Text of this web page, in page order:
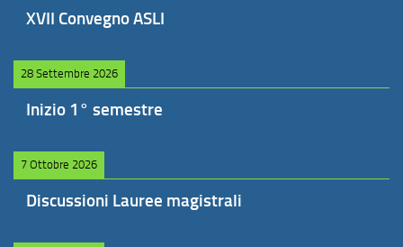
XVII Convegno ASLI
28 Settembre 2026
Inizio 1° semestre
7 Ottobre 2026
Discussioni Lauree magistrali